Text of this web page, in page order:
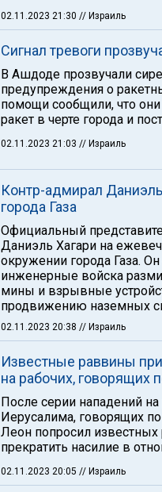
02.11.2023 21:30 // Израиль
Сигнал тревоги
В Ашдоде прозвучали
предупреждения о
помощи сообщили, что
ракет в черте города и
02.11.2023 21:03 // Израиль
Контр-адмирал
города Газа
Официальный
Даниэль Хагари на
окружении города Газа.
инженерные войска
мины и взрывные
продвижению наземных
02.11.2023 20:38 // Израиль
Известные раввины
на рабочих, говорящих
После серии нападений
Иерусалима, говорящих
Леон попросил известных
прекратить насилие в
02.11.2023 20:05 // Израиль